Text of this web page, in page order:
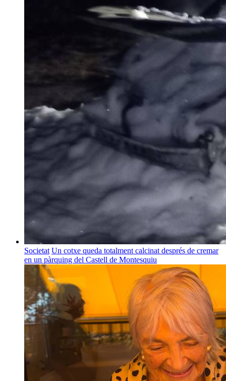
Societat Un cotxe queda totalment calcinat després de cremar
en un pàrquing del Castell de Montesquiu